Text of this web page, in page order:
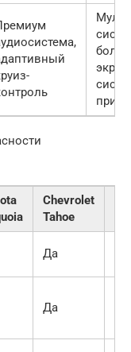
при
Chevrolet
Tahoe
Да
Да